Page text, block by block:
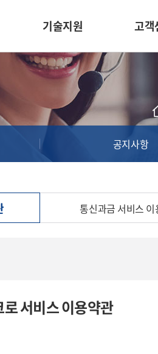
기술지원
결제모듈
결제데모
결과코드 조회
고객
자주
공지
공지사항
통신과금 서비스 이
서비스 이용약관